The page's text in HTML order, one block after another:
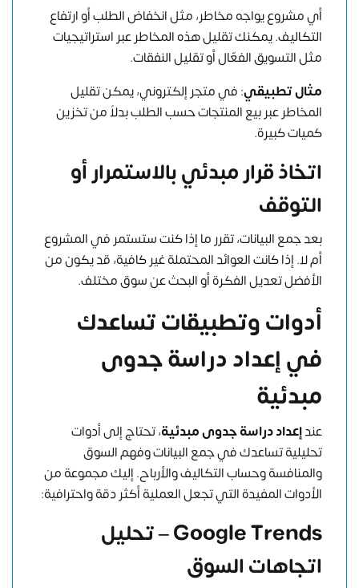
أي مشروع يواجه مخاطر، مثل انخفاض الطلب أو ارتفاع
التكاليف. يمكنك تقليل هذه المخاطر عبر استراتيجيات
مثل التسويق الفعّال أو تقليل النفقات.
مثال تطبيقي: في متجر إلكتروني، يمكن تقليل
المخاطر عبر بيع المنتجات حسب الطلب بدلاً من تخزين
كميات كبيرة.
اتخاذ قرار مبدئي بالاستمرار أو
التوقف
بعد جمع البيانات، تقرر ما إذا كنت ستستمر في المشروع
أم لا. إذا كانت العوائد المحتملة غير كافية، قد يكون من
الأفضل تعديل الفكرة أو البحث عن سوق مختلف.
أدوات وتطبيقات تساعدك
في إعداد دراسة جدوى
مبدئية
عندإعداد دراسة جدوى مبدئية، تحتاج إلى أدوات
تحليلية تساعدك في جمع البيانات وفهم السوق
والمنافسة وحساب التكاليف والأرباح. إليك مجموعة من
الأدوات المفيدة التي تجعل العملية أكثر دقة واحترافية:
Google Trends – تحليل
اتجاهات السوق